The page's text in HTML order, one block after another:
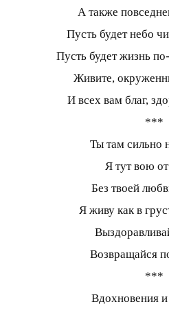
А также
Пусть будет небо
Пусть будет жизнь
Живите,
И всех вам благ,
***
Ты там сильно
Я тут вою
Без твоей
Я живу как в
Возвращайся
***
Вдохновения и